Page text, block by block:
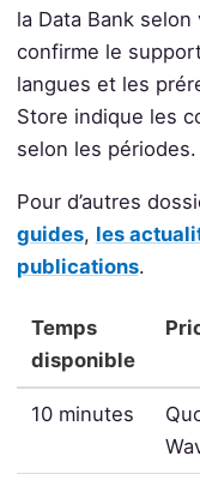
la Data Bank
confirme le
langues et les
Store indique les
selon les périodes.
Pour d’autres
guides, les
publications.
Temps
disponible
10 minutes